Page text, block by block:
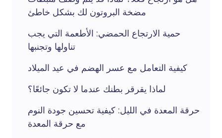
مضخة البروتون لك بشكل خاطئ
حمية الارتجاع الحمضي: الأطعمة التي يجب
تناولها وتجنبها
كيفية التعامل مع عسر الهضم في عيد الميلاد
لماذا يقرقر بطنك عندما لا تكون جائعًا؟
حرقة المعدة في الليل: كيفية تحسين جودة النوم
مع حرقة المعدة